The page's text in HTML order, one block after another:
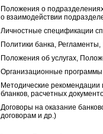
Положения о
о взаимодействии
Личностные спецификации
Политики банка,
Положения об услугах,
Организационные
Методические
бланков, расчетных
Договоры на оказание
договорам и др.)